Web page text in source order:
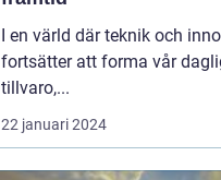
I en värld där teknik och
fortsätter att forma vår
tillvaro,...
22 januari 2024